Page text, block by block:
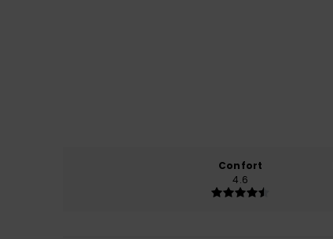
Confort
4.6